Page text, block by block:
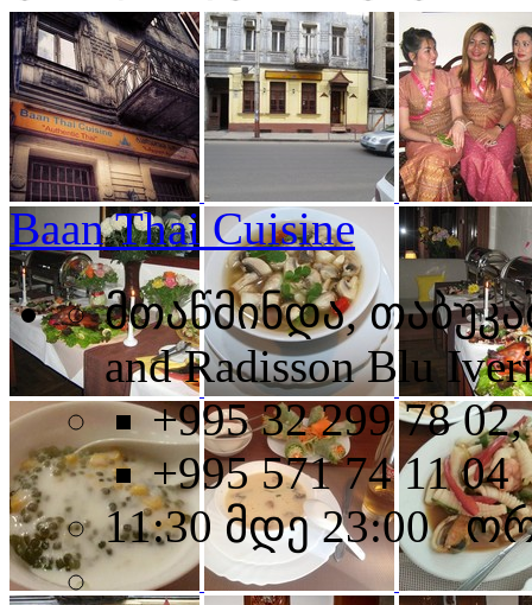
Baan Thai Cuisine
მთაწმინდა,
and Radisson Blu
+995 32 299 78 02,
+995 571 74 11 04
11:30 მდე 23:00